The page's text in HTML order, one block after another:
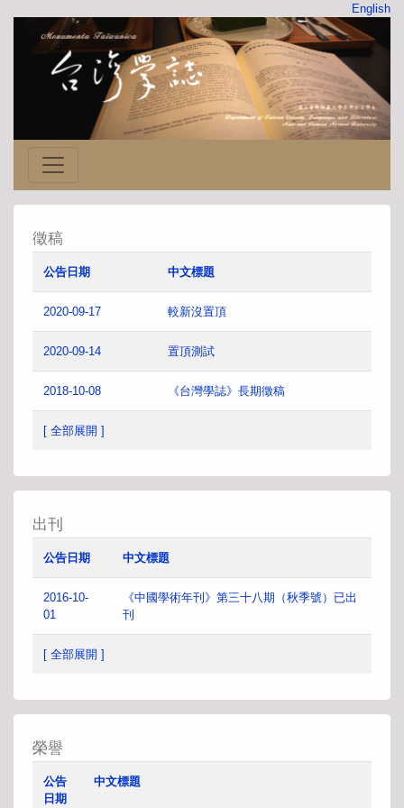
English
徵稿
公告日期 中文標題
2020-09-17 較新沒置頂
2020-09-14 置頂測試
2018-10-08 《台灣學誌》長期徵稿
[ 全部展開 ]
出刊
公告日期 中文標題
2016-10-
01
《中國學術年刊》第三十八期（秋季號）已出
刊
[ 全部展開 ]
榮譽
公告
日期
中文標題